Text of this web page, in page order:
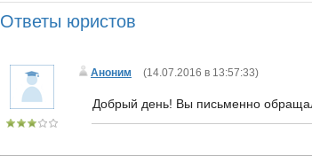
Ответы юристов
Аноним (14.07.2016 в 13:57:33)
Добрый день! Вы письменно